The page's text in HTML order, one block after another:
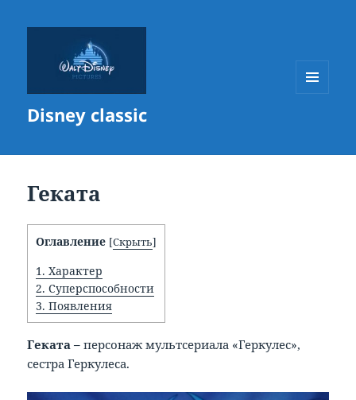
Disney classic
Геката
Оглавление [Скрыть]
1. Характер
2. Суперспособности
3. Появления
Геката –персонаж мультсериала «Геркулес»,
сестра Геркулеса.